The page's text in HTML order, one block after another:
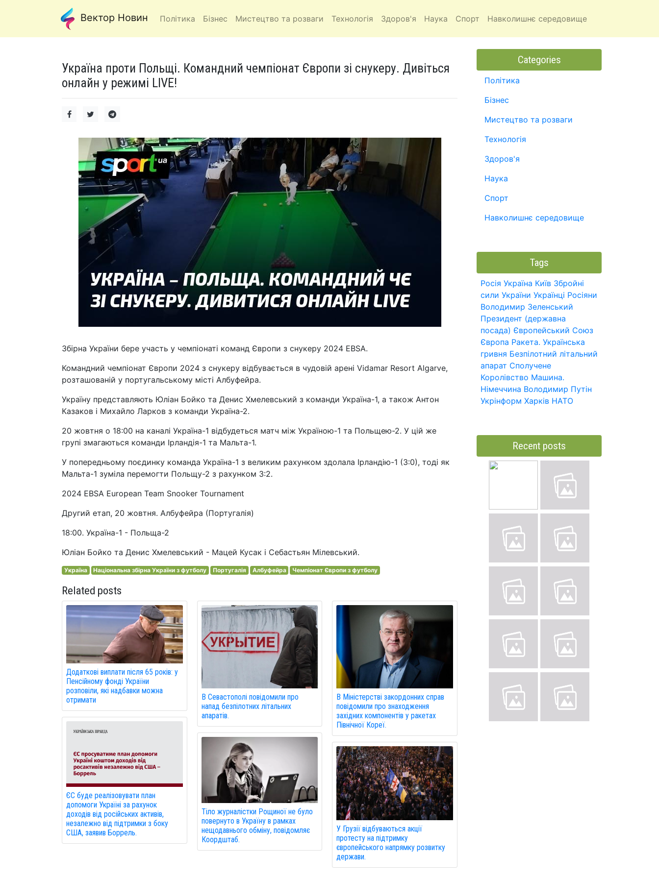
Вектор Новин Політика Бізнес Мистецтво та розваги Технологія Здоров'я Наука Спорт Навколишнє середовище
Україна проти Польщі. Командний чемпіонат Європи зі снукеру. Дивіться
онлайн у режимі LIVE!
Збірна України бере участь у чемпіонаті команд Європи з снукеру 2024 EBSA.
Командний чемпіонат Європи 2024 з снукеру відбувається в чудовій арені Vidamar Resort Algarve,
розташованій у португальському місті Албуфейра.
Україну представляють Юліан Бойко та Денис Хмелевський з команди Україна-1, а також Антон
Казаков і Михайло Ларков з команди Україна-2.
20 жовтня о 18:00 на каналі Україна-1 відбудеться матч між Україною-1 та Польщею-2. У цій же
групі змагаються команди Ірландія-1 та Мальта-1.
У попередньому поєдинку команда Україна-1 з великим рахунком здолала Ірландію-1 (3:0), тоді як
Мальта-1 зуміла перемогти Польщу-2 з рахунком 3:2.
2024 EBSA European Team Snooker Tournament
Другий етап, 20 жовтня. Албуфейра (Португалія)
18:00. Україна-1 - Польща-2
Юліан Бойко та Денис Хмелевський - Мацей Кусак і Себастьян Мілевський.
Україна Національна збірна України з футболу Португалія Албуфейра Чемпіонат Європи з футболу
Related posts
Додаткові виплати після 65 років: у
Пенсійному фонді України
розповіли, які надбавки можна
отримати
ЄС буде реалізовувати план
допомоги Україні за рахунок
доходів від російських активів,
незалежно від підтримки з боку
США, заявив Боррель.
В Севастополі повідомили про
напад безпілотних літальних
апаратів.
Тіло журналістки Рощиної не було
повернуто в Україну в рамках
нещодавнього обміну, повідомляє
Коордштаб.
В Міністерстві закордонних справ
повідомили про знаходження
західних компонентів у ракетах
Північної Кореї.
У Грузії відбуваються акції
протесту на підтримку
європейського напрямку розвитку
держави.
Categories
Політика
Бізнес
Мистецтво та розваги
Технологія
Здоров'я
Наука
Спорт
Навколишнє середовище
Tags
Росія Україна Київ Збройні
сили України Українці Росіяни
Володимир Зеленський
Президент (державна
посада) Європейський Союз
Європа Ракета. Українська
гривня Безпілотний літальний
апарат Сполучене
Королівство Машина.
Німеччина Володимир Путін
Укрінформ Харків НАТО
Recent posts